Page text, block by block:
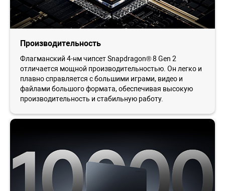
Производительность
Флагманский 4-нм чипсет Snapdragon® 8 Gen 2
отличается мощной производительностью. Он легко и
плавно справляется с большими играми, видео и
файлами большого формата, обеспечивая высокую
производительность и стабильную работу.